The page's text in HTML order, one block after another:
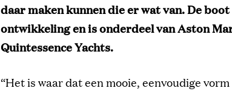
daar maken kunnen die er wat van. De
ontwikkeling en is onderdeel van Aston
Quintessence Yachts.
“Het is waar dat een mooie, eenvoudige